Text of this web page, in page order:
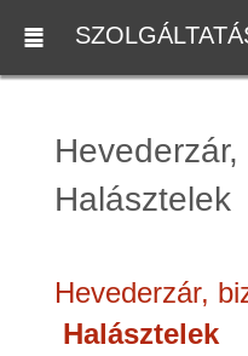
Halásztelek
Hevederzár,
Halásztelek